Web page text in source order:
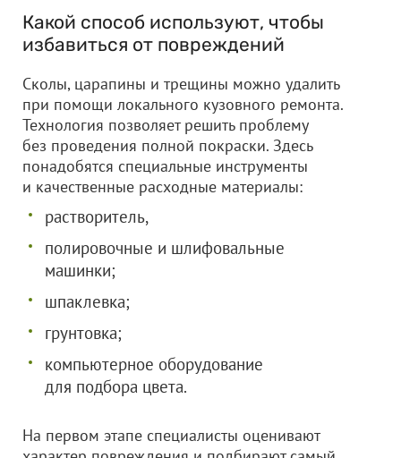
Какой способ используют, чтобы
избавиться от повреждений
Сколы, царапины и трещины можно удалить
при помощи локального кузовного ремонта.
Технология позволяет решить проблему
без проведения полной покраски. Здесь
понадобятся специальные инструменты
и качественные расходные материалы:
растворитель,
полировочные и шлифовальные
машинки;
шпаклевка;
грунтовка;
компьютерное оборудование
для подбора цвета.
На первом этапе специалисты оценивают